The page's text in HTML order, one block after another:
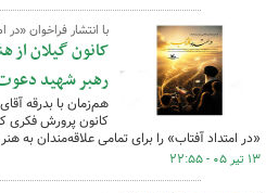
با انتشار فراخوان «در
کانون گیلان از
رهبر شهید
هم‌زمان با بدرقه
کانون پرورش فکری
«در امتداد آفتاب» را برای تمامی علاقه‌مندان به
۱۳ تیر ۰۵ - ۲۲:۵۵